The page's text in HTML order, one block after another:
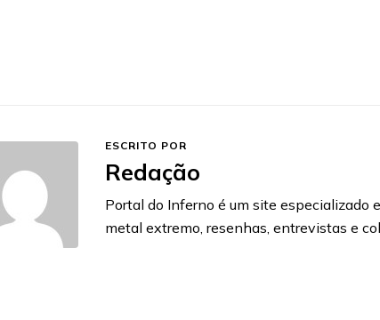
ESCRITO POR
Redação
Portal do Inferno é um site especializado
metal extremo, resenhas, entrevistas e